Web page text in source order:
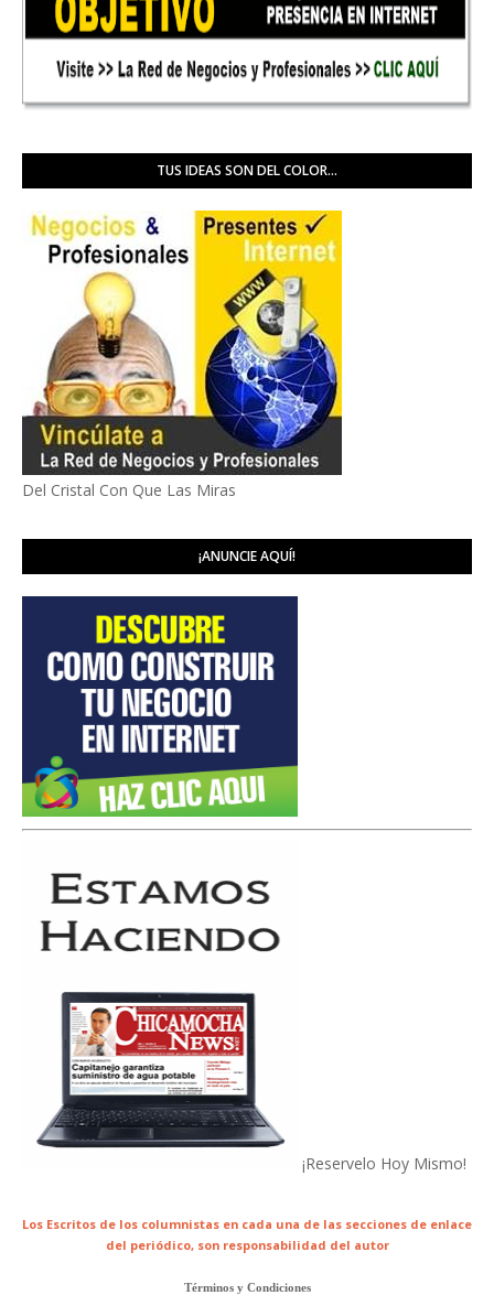
TUS IDEAS SON DEL COLOR...
Del Cristal Con Que Las Miras
¡ANUNCIE AQUÍ!
¡Reservelo Hoy Mismo!
Los Escritos de los columnistas en cada una de las secciones de enlace
del periódico, son responsabilidad del autor
Términos y Condiciones